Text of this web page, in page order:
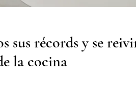
sus récords y se
la cocina